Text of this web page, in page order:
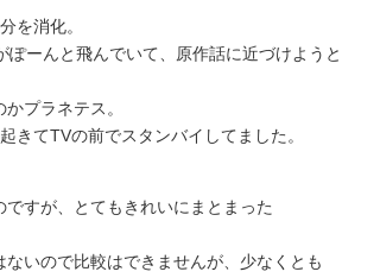
を消化。
ーんと飛んでいて、原作話に近づけようと
プラネテス。
てTVの前でスタンバイしてました。
すが、とてもきれいにまとまった
いので比較はできませんが、少なくとも